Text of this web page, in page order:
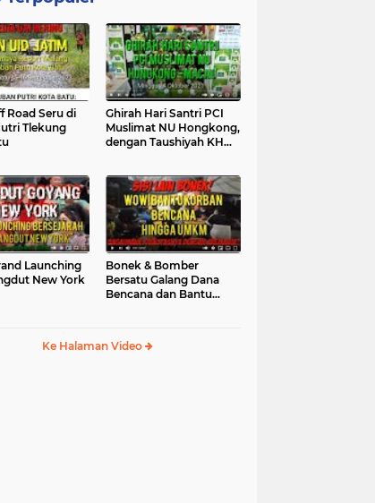
Road Seru di
Tlekung
Ghirah Hari Santri PCI
Muslimat NU Hongkong,
dengan Taushiyah KH
Launching
New York
Bonek & Bomber
Bersatu Galang Dana
Bencana dan Bantu
Ke Halaman Video